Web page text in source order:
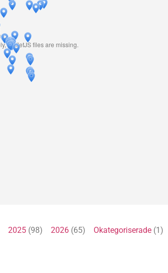
leafletJS files are missing.
2025 (98) 2026 (65) Okategoriserade (1)